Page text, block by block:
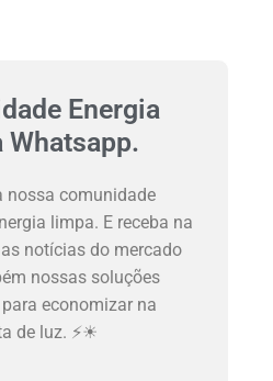
Energia
Whatsapp.
nossa comunidade
limpa. E receba na
notícias do mercado
nossas soluções
economizar na
de luz. ⚡☀